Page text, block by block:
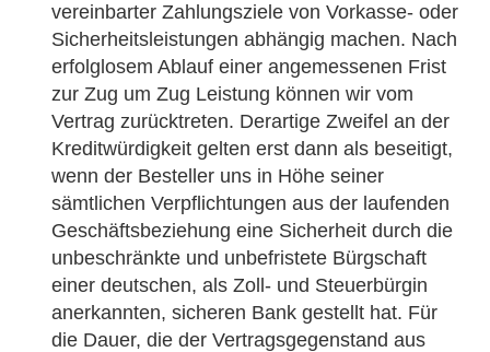
vereinbarter Zahlungsziele von Vorkasse- oder
Sicherheitsleistungen abhängig machen. Nach
erfolglosem Ablauf einer angemessenen Frist
zur Zug um Zug Leistung können wir vom
Vertrag zurücktreten. Derartige Zweifel an der
Kreditwürdigkeit gelten erst dann als beseitigt,
wenn der Besteller uns in Höhe seiner
sämtlichen Verpflichtungen aus der laufenden
Geschäftsbeziehung eine Sicherheit durch die
unbeschränkte und unbefristete Bürgschaft
einer deutschen, als Zoll- und Steuerbürgin
anerkannten, sicheren Bank gestellt hat. Für
die Dauer, die der Vertragsgegenstand aus